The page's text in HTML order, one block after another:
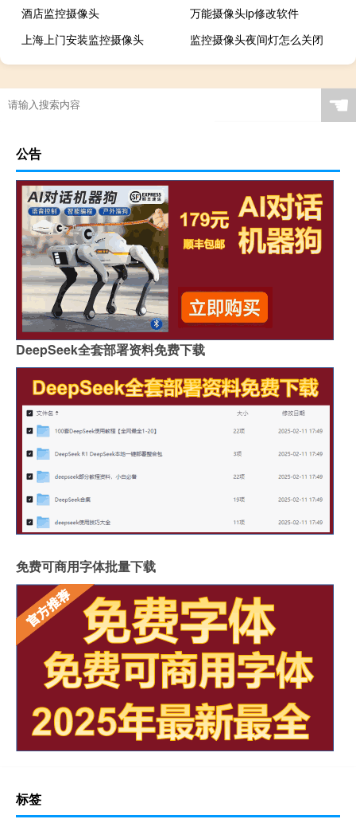
酒店监控摄像头
万能摄像头ip修改软件
上海上门安装监控摄像头
监控摄像头夜间灯怎么关闭
☚
公告
DeepSeek全套部署资料免费下载
免费可商用字体批量下载
标签